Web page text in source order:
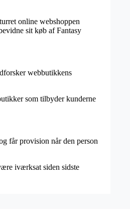
online webshoppen
sit køb af Fantasy
webbutikkens
som tilbyder kunderne
får provision når den person
iværksat siden sidste